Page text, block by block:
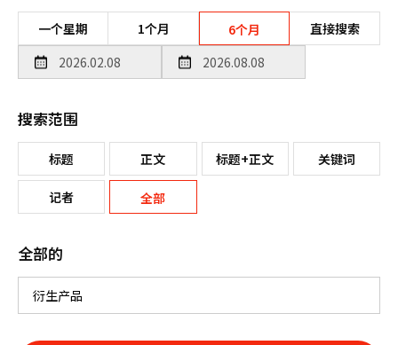
一个星期 1个月 6个月 直接搜索
搜索范围
标题 正文 标题+正文 关键词
记者 全部
全部的